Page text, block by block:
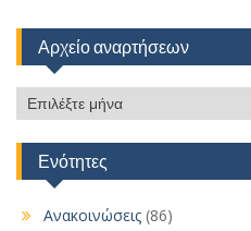
Αρχείο αναρτήσεων
Αρχείο
αναρτήσεων
Ενότητες
Ανακοινώσεις (86)